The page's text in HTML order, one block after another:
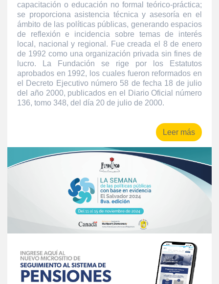
capacitación o educación no formal teórico-práctica;
se proporciona asistencia técnica y asesoría en el
ámbito de las políticas públicas, generando espacios
de reflexión e incidencia sobre temas de interés
local, nacional y regional. Fue creada el 8 de enero
de 1992 como una organización privada sin fines de
lucro. La Fundación se rige por los Estatutos
aprobados en 1992, los cuales fueron reformados en
el Decreto Ejecutivo número 58 de fecha 18 de julio
del año 2000, publicados en el Diario Oficial número
136, tomo 348, del día 20 de julio de 2000.
Leer más